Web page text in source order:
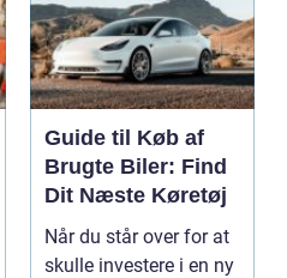
Guide til Køb af
Brugte Biler: Find
Dit Næste Køretøj
Når du står over for at
skulle investere i en ny